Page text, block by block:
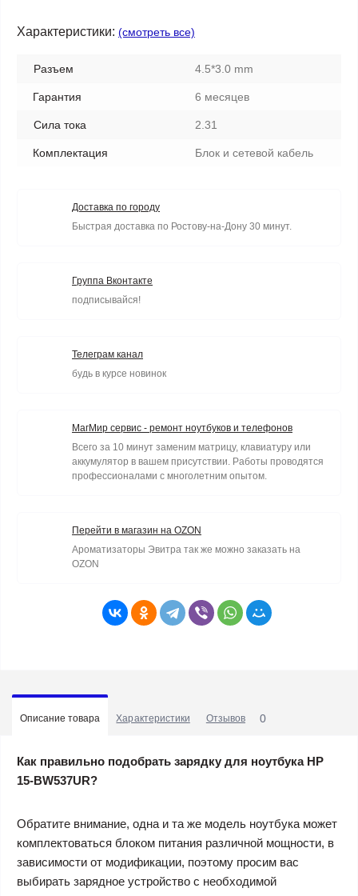
Характеристики: (смотреть все)
Разъем 4.5*3.0 mm
Гарантия 6 месяцев
Сила тока 2.31
Комплектация Блок и сетевой кабель
Доставка по городу
Быстрая доставка по Ростову-на-Дону 30 минут.
Группа Вконтакте
подписывайся!
Телеграм канал
будь в курсе новинок
МагМир сервис - ремонт ноутбуков и телефонов
Всего за 10 минут заменим матрицу, клавиатуру или
аккумулятор в вашем присутствии. Работы проводятся
профессионалами с многолетним опытом.
Перейти в магазин на OZON
Ароматизаторы Эвитра так же можно заказать на
OZON
Описание товара Характеристики Отзывов 0
Как правильно подобрать зарядку для ноутбука HP
15-BW537UR?
Обратите внимание, одна и та же модель ноутбука может
комплектоваться блоком питания различной мощности, в
зависимости от модификации, поэтому просим вас
выбирать зарядное устройство с необходимой